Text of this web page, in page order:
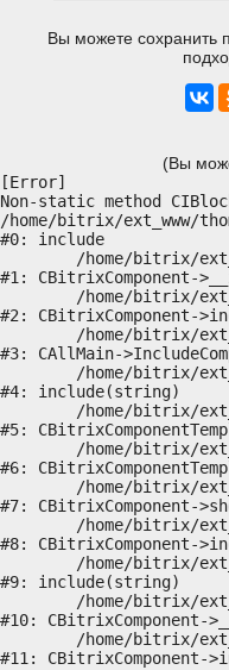
Вы можете сохранить
(Вы
[Error]
Non-static method
/home/bitrix/ext_www/
#0: include
#1: CBitrixComponent-
#2: CBitrixComponent-
#3: CAllMain-
#4: include(string)
#5:
#6:
#7: CBitrixComponent-
#8: CBitrixComponent-
#9: include(string)
#10: CBitrixComponent-
#11: CBitrixComponent-